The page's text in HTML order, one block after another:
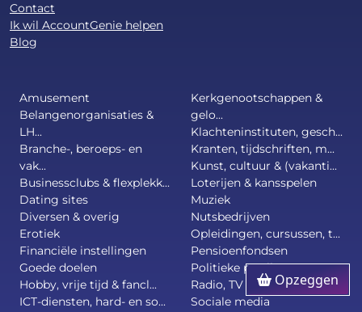
Opzeggen
Contact
Ik wil AccountGenie helpen
Blog
Amusement
Belangenorganisaties &
LH...
Branche-, beroeps- en
vak...
Businessclubs & flexplekk...
Dating sites
Diversen & overig
Erotiek
Financiële instellingen
Goede doelen
Hobby, vrije tijd & fancl...
ICT-diensten, hard- en so...
Kerkgenootschappen &
gelo...
Klachteninstituten, gesch...
Kranten, tijdschriften, m...
Kunst, cultuur & (vakanti...
Loterijen & kansspelen
Muziek
Nutsbedrijven
Opleidingen, cursussen, t...
Pensioenfondsen
Politieke partijen
Radio, TV & Omroepen
Sociale media